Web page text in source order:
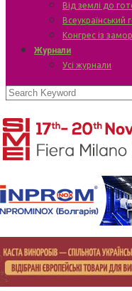
Від землі до
Всеукраїнський
Конгрес із
Журнали
Усі журнали